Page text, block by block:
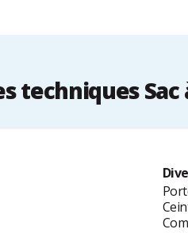
techniques Sac